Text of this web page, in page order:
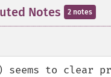
Notes 2 notes
to clear